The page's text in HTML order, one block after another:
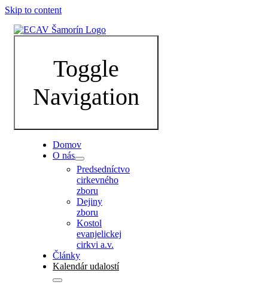
Skip to content
Toggle
Navigation
Domov
O nás
Predsedníctvo
cirkevného
zboru
Dejiny
zboru
Kostol
evanjelickej
cirkvi a.v.
Články
Kalendár udalostí